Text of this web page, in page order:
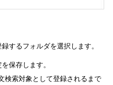
するフォルダを選択します。
保存します。
検索対象として登録されるまで